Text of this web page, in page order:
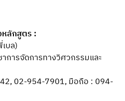
ลักสูตร :
บล)
การจัดการทางวิศวกรรมและ
02-954-7901, มือถือ : 094-